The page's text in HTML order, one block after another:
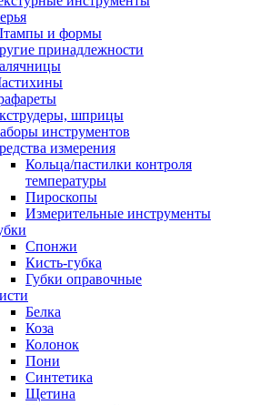
и формы
принадлежности
шприцы
инструментов
измерения
Кольца/пастилки контроля
температуры
Пироскопы
Измерительные инструменты
Спонжи
Кисть-губка
Губки оправочные
Белка
Коза
Колонок
Пони
Синтетика
Щетина